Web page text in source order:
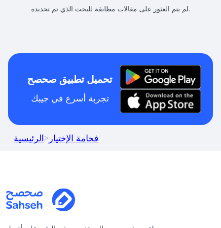
لم يتم العثور على مقالات مطابقة للبحث الذي تم تحديده.
تحميل تطبيق صحصح
تجربة أسرع في جيبك
الرئيسية> فخامة الإختيار